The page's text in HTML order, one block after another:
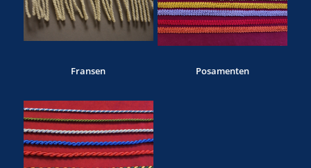
Fransen Posamenten